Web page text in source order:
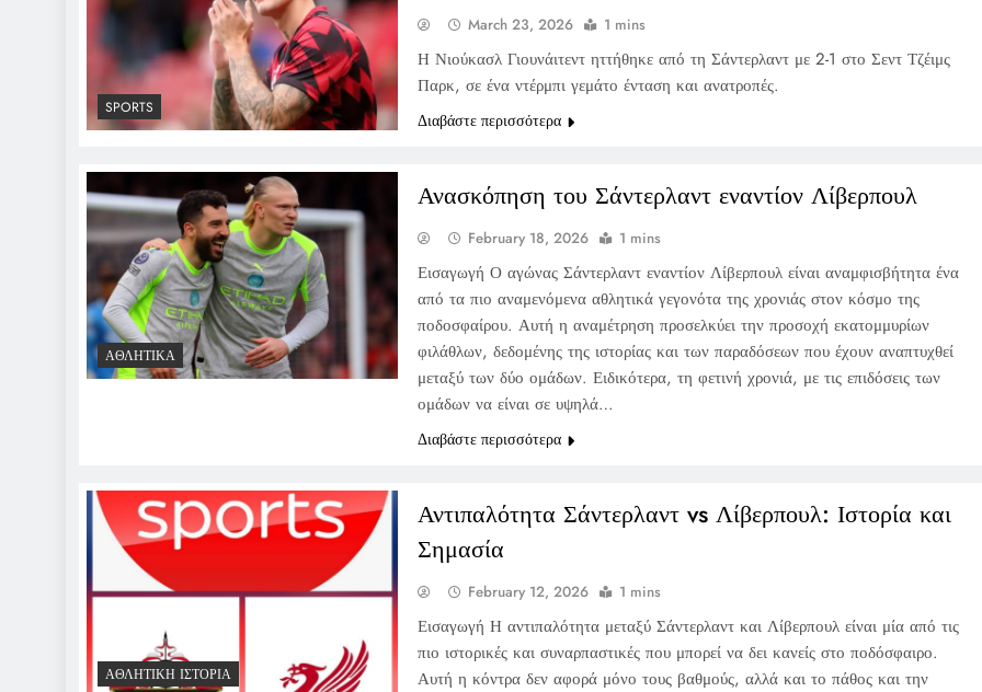
SPORTS
March 23, 2026 1 mins
Η Νιούκασλ Γιουνάιτεντ ηττήθηκε από τη Σάντερλαντ με 2-1 στο Σεντ Τζέιμς
Παρκ, σε ένα ντέρμπι γεμάτο ένταση και ανατροπές.
Διαβάστε περισσότερα
ΑΘΛΗΤΙΚΆ
Ανασκόπηση του Σάντερλαντ εναντίον Λίβερπουλ
February 18, 2026 1 mins
Εισαγωγή Ο αγώνας Σάντερλαντ εναντίον Λίβερπουλ είναι αναμφισβήτητα ένα
από τα πιο αναμενόμενα αθλητικά γεγονότα της χρονιάς στον κόσμο της
ποδοσφαίρου. Αυτή η αναμέτρηση προσελκύει την προσοχή εκατομμυρίων
φιλάθλων, δεδομένης της ιστορίας και των παραδόσεων που έχουν αναπτυχθεί
μεταξύ των δύο ομάδων. Ειδικότερα, τη φετινή χρονιά, με τις επιδόσεις των
ομάδων να είναι σε υψηλά…
Διαβάστε περισσότερα
ΑΘΛΗΤΙΚΉ ΙΣΤΟΡΊΑ
Αντιπαλότητα Σάντερλαντ vs Λίβερπουλ: Ιστορία και
Σημασία
February 12, 2026 1 mins
Εισαγωγή Η αντιπαλότητα μεταξύ Σάντερλαντ και Λίβερπουλ είναι μία από τις
πιο ιστορικές και συναρπαστικές που μπορεί να δει κανείς στο ποδόσφαιρο.
Αυτή η κόντρα δεν αφορά μόνο τους βαθμούς, αλλά και το πάθος και την